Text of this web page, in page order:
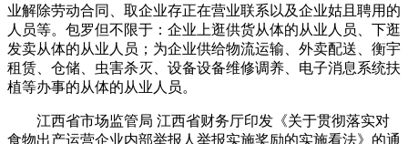
业解除劳动合同、取企业存正在营业联系以及企业姑且聘用的
人员等。包罗但不限于：企业上逛供货从体的从业人员、下逛
发卖从体的从业人员；为企业供给物流运输、外卖配送、衡宇
租赁、仓储、虫害杀灭、设备设备维修调养、电子消息系统扶
植等办事的从体的从业人员。
江西省市场监管局 江西省财务厅印发《关于贯彻落实对
食物出产运营企业内部举报人举报实施奖励的实施看法》的通